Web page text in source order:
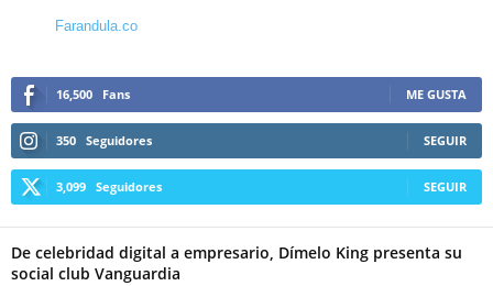
Farandula.co
16,500 Fans ME GUSTA
350 Seguidores SEGUIR
3,099 Seguidores SEGUIR
De celebridad digital a empresario, Dímelo King presenta su
social club Vanguardia